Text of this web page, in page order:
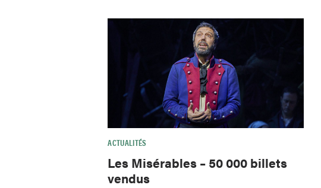
ACTUALITÉS
Les Misérables – 50 000 billets
vendus